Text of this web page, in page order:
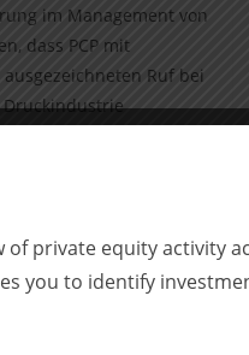
im Management von
dass PCP mit
Ruf bei
sich auf ihre
wird weiterhin ein
private equity activity
you to identify